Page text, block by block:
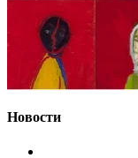
Новости